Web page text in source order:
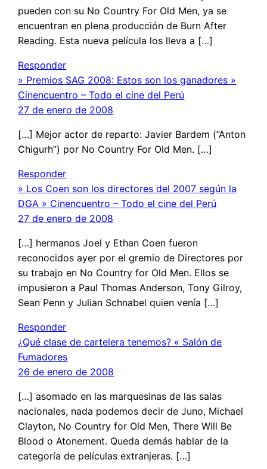
pueden con su No Country For Old Men, ya se
encuentran en plena producción de Burn After
Reading. Esta nueva película los lleva a […]
Responder
» Premios SAG 2008: Estos son los ganadores »
Cinencuentro – Todo el cine del Perú
27 de enero de 2008
[…] Mejor actor de reparto: Javier Bardem (”Anton
Chigurh”) por No Country For Old Men. […]
Responder
» Los Coen son los directores del 2007 según la
DGA » Cinencuentro – Todo el cine del Perú
27 de enero de 2008
[…] hermanos Joel y Ethan Coen fueron
reconocidos ayer por el gremio de Directores por
su trabajo en No Country for Old Men. Ellos se
impusieron a Paul Thomas Anderson, Tony Gilroy,
Sean Penn y Julian Schnabel quien venía […]
Responder
¿Qué clase de cartelera tenemos? « Salón de
Fumadores
26 de enero de 2008
[…] asomado en las marquesinas de las salas
nacionales, nada podemos decir de Juno, Michael
Clayton, No Country for Old Men, There Will Be
Blood o Atonement. Queda demás hablar de la
categoría de películas extranjeras. […]